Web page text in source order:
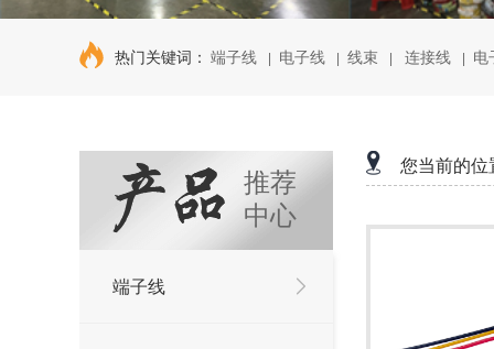
热门关键词： 端子线 | 电子线 | 线束 | 连接线 | 电
推荐
中心
端子线
您当前的位